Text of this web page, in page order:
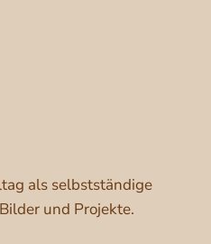
als selbstständige
und Projekte.